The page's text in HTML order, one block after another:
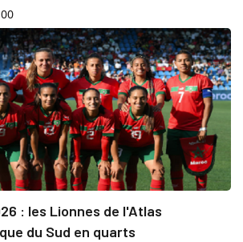
: les Lionnes de l'Atlas
du Sud en quarts